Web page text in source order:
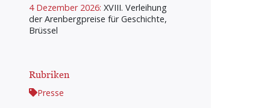
4 Dezember 2026: XVIII. Verleihung
der Arenbergpreise für Geschichte,
Brüssel
Rubriken
Presse